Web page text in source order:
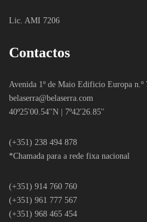
Lic. AMI 7206
Contactos
Avenida 1º de Maio Edificio Europa n.º
belaserra@belaserra.com
40º25'00.54''N | 7º42'26.85''
(+351) 238 494 878
*Chamada para a rede fixa nacional
(+351) 914 760 760
(+351) 961 777 567
(+351) 968 465 454